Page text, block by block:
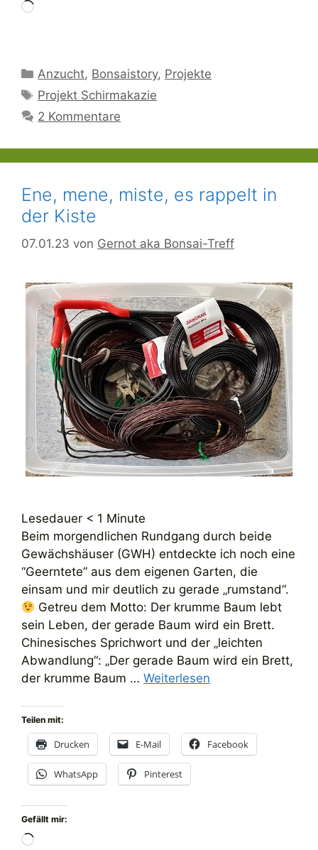
Wird
Kategorien
Anzucht, Bonsaistory, Projekte
Schlagwörter
Projekt Schirmakazie
2 Kommentare
Ene, mene, miste, es rappelt in
der Kiste
07.01.23 von Gernot aka Bonsai-Treff
Lesedauer < 1 Minute
Beim morgendlichen Rundgang durch beide
Gewächshäuser (GWH) entdeckte ich noch eine
“Geerntete” aus dem eigenen Garten, die
einsam und mir deutlich zu gerade „rumstand“.
Getreu dem Motto: Der krumme Baum lebt
sein Leben, der gerade Baum wird ein Brett.
Chinesisches Sprichwort und der „leichten
Abwandlung“: „Der gerade Baum wird ein Brett,
der krumme Baum … Weiterlesen
Teilen mit:
Drucken E-Mail Facebook
WhatsApp Pinterest
Gefällt mir:
Wird